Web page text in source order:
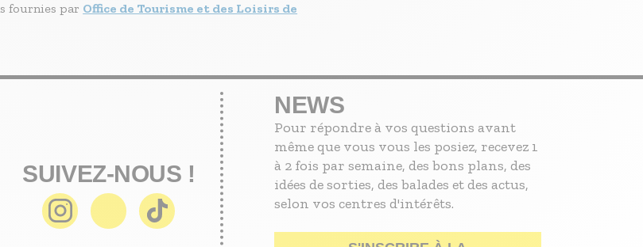
fournies par Office de Tourisme et des Loisirs de
SUIVEZ-NOUS !
NEWS
Pour répondre à vos questions avant
même que vous vous les posiez, recevez 1
à 2 fois par semaine, des bons plans, des
idées de sorties, des balades et des actus,
selon vos centres d'intérêts.